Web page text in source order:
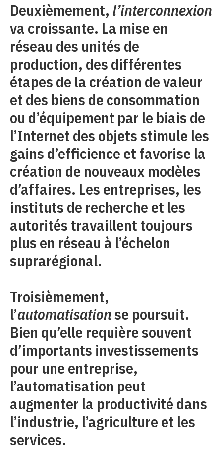
Deuxièmement, l’interconnexion
va croissante. La mise en
réseau des unités de
production, des différentes
étapes de la création de valeur
et des biens de consommation
ou d’équipement par le biais de
l’Internet des objets stimule les
gains d’efficience et favorise la
création de nouveaux modèles
d’affaires. Les entreprises, les
instituts de recherche et les
autorités travaillent toujours
plus en réseau à l’échelon
suprarégional.
Troisièmement,
l’automatisationse poursuit.
Bien qu’elle requière souvent
d’importants investissements
pour une entreprise,
l’automatisation peut
augmenter la productivité dans
l’industrie, l’agriculture et les
services.